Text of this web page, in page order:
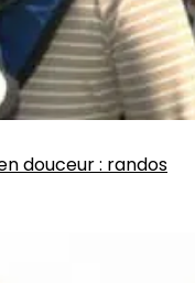
douceur : randos